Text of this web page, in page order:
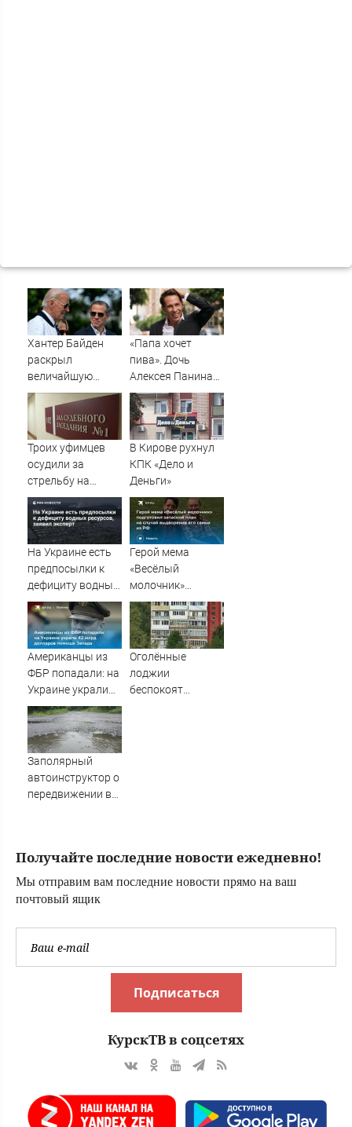
Хантер Байден
раскрыл
величайшую
ошибку своего
отца: бездействие
против Трампа
«Папа хочет
пива». Дочь
Алексея Панина*
поставила отцу
печальный
диагноз
Троих уфимцев
осудили за
стрельбу на
кладбище в
Башкирии
В Кирове рухнул
КПК «Дело и
Деньги»
На Украине есть
предпосылки к
дефициту водных
ресурсов, заявил
эксперт
Герой мема
«Весёлый
молочник»
подготовил
запасной план на
случай
выдворения его
Американцы из
ФБР попадали: на
Украине украли
42 млрд долларов
помощи Запада
Оголённые
лоджии
беспокоят
Заполярный
автоинструктор о
передвижении в
Получайте последние новости ежедневно!
Мы отправим вам последние новости прямо на ваш
почтовый ящик
Подписаться
КурскТВ в соцсетях